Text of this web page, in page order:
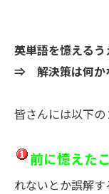
英単語を憶える
⇒ 解決策は何か
皆さんには以下
前に憶えた
れないとか誤解す